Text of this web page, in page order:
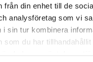
från din enhet till de
analysföretag som vi
i sin tur kombinera
som du har
som att du besöker
Författare